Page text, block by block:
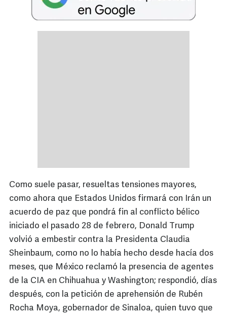
Como suele pasar, resueltas tensiones mayores,
como ahora que Estados Unidos firmará con Irán un
acuerdo de paz que pondrá fin al conflicto bélico
iniciado el pasado 28 de febrero, Donald Trump
volvió a embestir contra la Presidenta Claudia
Sheinbaum, como no lo había hecho desde hacía dos
meses, que México reclamó la presencia de agentes
de la CIA en Chihuahua y Washington; respondió, días
después, con la petición de aprehensión de Rubén
Rocha Moya, gobernador de Sinaloa, quien tuvo que